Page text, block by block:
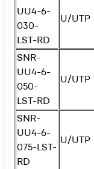
UU4-6-
030-
LST-RD
U/UTP
SNR-
UU4-6-
050-
LST-RD
U/UTP
SNR-
UU4-6-
075-LST-
RD
U/UTP